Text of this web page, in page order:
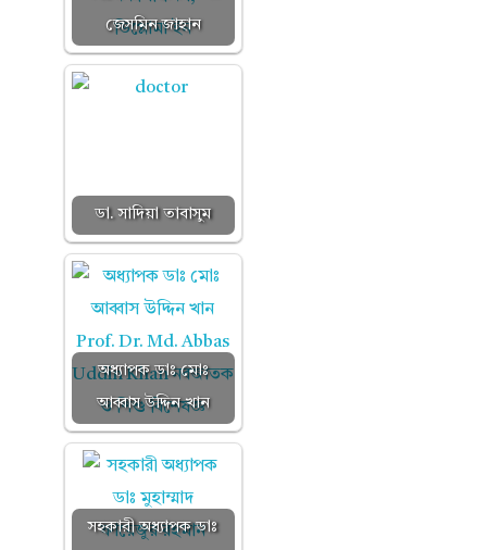
জেসমিন জাহান
ডা. সাদিয়া তাবাসুম
অধ্যাপক ডাঃ মোঃ
আব্বাস উদ্দিন খান
সহকারী অধ্যাপক ডাঃ